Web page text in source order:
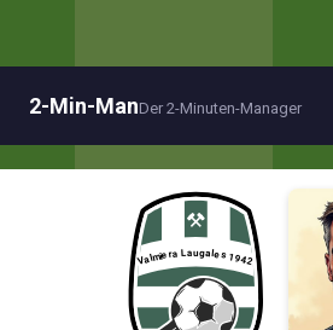
2-Min-ManDer 2-Minuten-Manager